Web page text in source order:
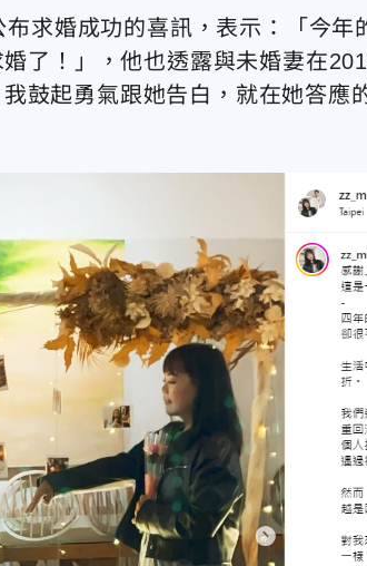
求婚成功的喜訊，表示：「今年
了！」，他也透露與未婚妻在
鼓起勇氣跟她告白，就在她答應